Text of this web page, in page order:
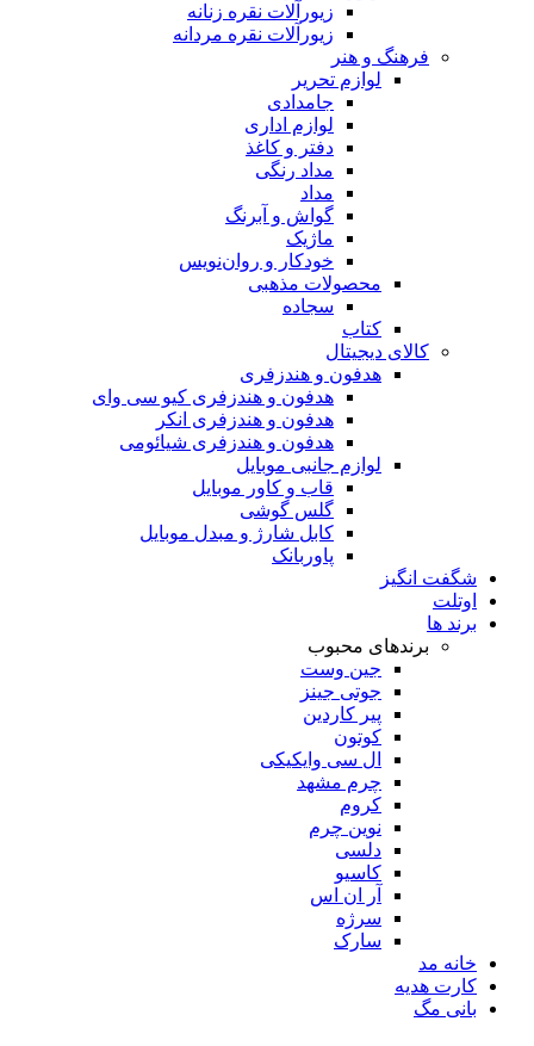
زیورآلات نقره زنانه
زیورآلات نقره مردانه
فرهنگ و هنر
لوازم تحریر
جامدادی
لوازم اداری
دفتر و کاغذ
مداد رنگی
مداد
گواش و آبرنگ
ماژیک
خودکار و روان‌نویس
محصولات مذهبی
سجاده
کتاب
کالای دیجیتال
هدفون و هندزفری
هدفون و هندزفری کیو سی وای
هدفون و هندزفری انکر
هدفون و هندزفری شیائومی
لوازم جانبی موبایل
قاب و کاور موبایل
گلس گوشی
کابل شارژ و مبدل موبایل
پاوربانک
شگفت انگیز
اوتلت
برند ها
برندهای محبوب
جین وست
جوتی جینز
پیر کاردین
کوتون
ال سی وایکیکی
چرم مشهد
کروم
نوین چرم
دلسی
کاسیو
آر ان اس
سرژه
سارک
خانه مد
کارت هدیه
بانی مگ